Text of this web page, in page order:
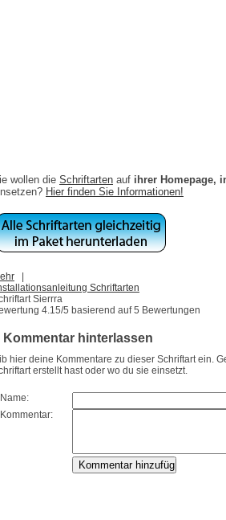
wollen die Schriftarten auf ihrer Homepage,
Hier finden Sie Informationen!
Schriftarten
Sierrra
4.15/5 basierend auf5 Bewertungen
Kommentar hinterlassen
hier deine Kommentare zu dieser Schriftart ein.
erstellt hast oder wo du sie einsetzt.
Name:
Kommentar: